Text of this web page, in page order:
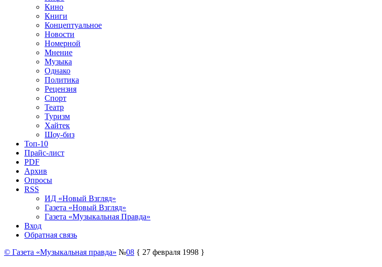
Кино
Книги
Концептуальное
Новости
Номерной
Мнение
Музыка
Однако
Политика
Рецензия
Спорт
Театр
Туризм
Хайтек
Шоу-биз
Топ-10
Прайс-лист
PDF
Архив
Опросы
RSS
ИД «Новый Взгляд»
Газета «Новый Взгляд»
Газета «Музыкальная Правда»
Вход
Обратная связь
© Газета «Музыкальная правда» №08 { 27 февраля 1998 }